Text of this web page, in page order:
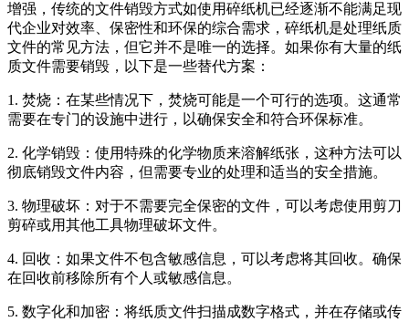
增强，传统的文件销毁方式如使用碎纸机已经逐渐不能满足现
代企业对效率、保密性和环保的综合需求，碎纸机是处理纸质
文件的常见方法，但它并不是唯一的选择。如果你有大量的纸
质文件需要销毁，以下是一些替代方案：
1. 焚烧：在某些情况下，焚烧可能是一个可行的选项。这通常
需要在专门的设施中进行，以确保安全和符合环保标准。
2. 化学销毁：使用特殊的化学物质来溶解纸张，这种方法可以
彻底销毁文件内容，但需要专业的处理和适当的安全措施。
3. 物理破坏：对于不需要完全保密的文件，可以考虑使用剪刀
剪碎或用其他工具物理破坏文件。
4. 回收：如果文件不包含敏感信息，可以考虑将其回收。确保
在回收前移除所有个人或敏感信息。
5. 数字化和加密：将纸质文件扫描成数字格式，并在存储或传